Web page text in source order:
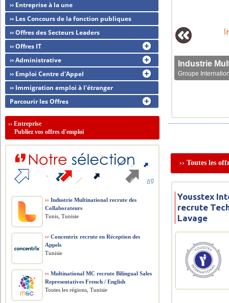
Groupe
›› Toutes les
Yousstex
recrute
Lavage
›› Entreprise à la une
›› Les Concours de la fonction publiques
›› Offres des Secteurs Leaders
›› Offres IT
›› Administrative
›› Emploi Centre d'Appel
›› Immigration emploi à l'étranger
Parcourir les Offres
››Entreprise
Publiez vos offres d'emploi
›› Industrie Multinational recrute des
Collaborateurs
Tunis, Tunisie
›› Concentrix recrute en Réception des
Appels
Tunisie
›› Multinational MC recrute Bilingual Sales
Representatives French / English
Toutes les régions, Tunisie